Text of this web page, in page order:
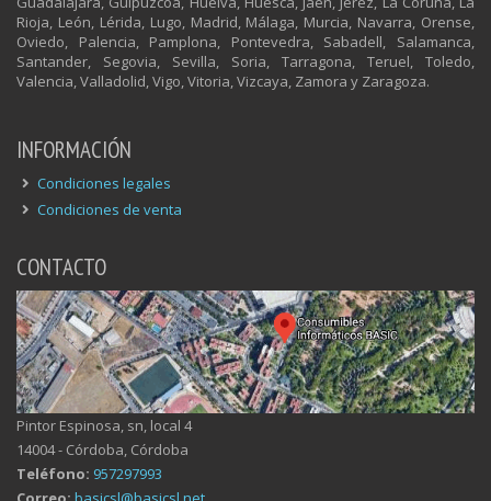
Rioja, León, Lérida, Lugo, Madrid, Málaga, Murcia, Navarra, Orense,
Oviedo, Palencia, Pamplona, Pontevedra, Sabadell, Salamanca,
Santander, Segovia, Sevilla, Soria, Tarragona, Teruel, Toledo,
Valencia, Valladolid, Vigo, Vitoria, Vizcaya, Zamora y Zaragoza.
INFORMACIÓN
Condiciones legales
Condiciones de venta
CONTACTO
Pintor Espinosa, sn, local 4
14004 - Córdoba, Córdoba
Teléfono: 957297993